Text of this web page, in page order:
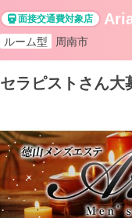
ルーム型 周南市
セラピストさん大